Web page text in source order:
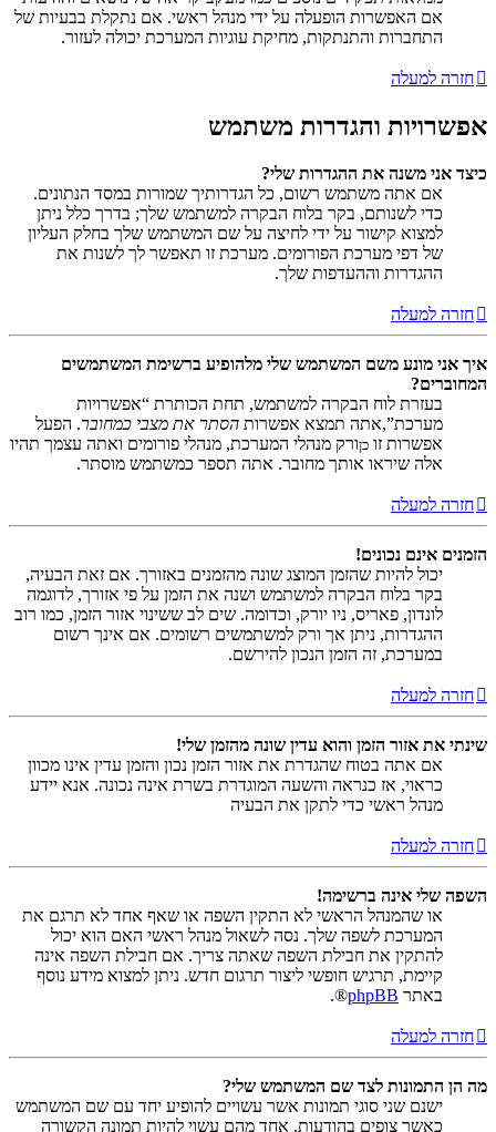
אם האפשרות הופעלה על ידי מנהל ראשי. אם נתקלת בבעיות של
התחברות והתנתקות, מחיקת עוגיות המערכת יכולה לעזור.
חזרה למעלה
אפשרויות והגדרות משתמש
כיצד אני משנה את ההגדרות שלי?
אם אתה משתמש רשום, כל הגדרותיך שמורות במסד הנתונים.
כדי לשנותם, בקר בלוח הבקרה למשתמש שלך; בדרך כלל ניתן
למצוא קישור על ידי לחיצה על שם המשתמש שלך בחלק העליון
של דפי מערכת הפורומים. מערכת זו תאפשר לך לשנות את
ההגדרות וההעדפות שלך.
חזרה למעלה
איך אני מונע משם המשתמש שלי מלהופיע ברשימת המשתמשים
המחוברים?
בעזרת לוח הבקרה למשתמש, תחת הכותרת “אפשרויות
מערכת”,אתה תמצא אפשרות הסתר את מצבי כמחובר. הפעל
אפשרות זו כןורק מנהלי המערכת, מנהלי פורומים ואתה עצמך תהיו
אלה שיראו אותך מחובר. אתה תספר כמשתמש מוסתר.
חזרה למעלה
הזמנים אינם נכונים!
יכול להיות שהזמן המוצג שונה מהזמנים באזורך. אם זאת הבעיה,
בקר בלוח הבקרה למשתמש ושנה את הזמן על פי אזורך, לדוגמה
לונדון, פאריס, ניו יורק, וכדומה. שים לב ששינוי אזור הזמן, כמו רוב
ההגדרות, ניתן אך ורק למשתמשים רשומים. אם אינך רשום
במערכת, זה הזמן הנכון להירשם.
חזרה למעלה
שינתי את אזור הזמן והוא עדין שונה מהזמן שלי!
אם אתה בטוח שהגדרת את אזור הזמן נכון והזמן עדין אינו מכוון
כראוי, אז כנראה והשעה המוגדרת בשרת אינה נכונה. אנא יידע
מנהל ראשי כדי לתקן את הבעיה
חזרה למעלה
השפה שלי אינה ברשימה!
או שהמנהל הראשי לא התקין השפה או שאף אחד לא תרגם את
המערכת לשפה שלך. נסה לשאול מנהל ראשי האם הוא יכול
להתקין את חבילת השפה שאתה צריך. אם חבילת השפה אינה
קיימת, תרגיש חופשי ליצור תרגום חדש. ניתן למצוא מידע נוסף
באתר phpBB
®.
חזרה למעלה
מה הן התמונות לצד שם המשתמש שלי?
ישנם שני סוגי תמונות אשר עשויים להופיע יחד עם שם המשתמש
כאשר צופים בהודעות. אחד מהם עשוי להיות תמונה הקשורה